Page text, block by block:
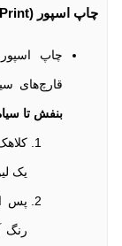
چاپ اسپور (Spore Print)
چاپ
قارچ‌های
بنفش تا
یک
پس
رنگ